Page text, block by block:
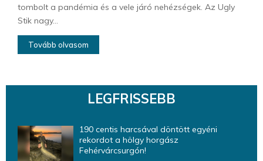
tombolt a pandémia és a vele járó nehézségek. Az Ugly
Stik nagy...
Tovább olvasom
LEGFRISSEBB
190 centis harcsával döntött egyéni
rekordot a hölgy horgász
Fehérvárcsurgón!